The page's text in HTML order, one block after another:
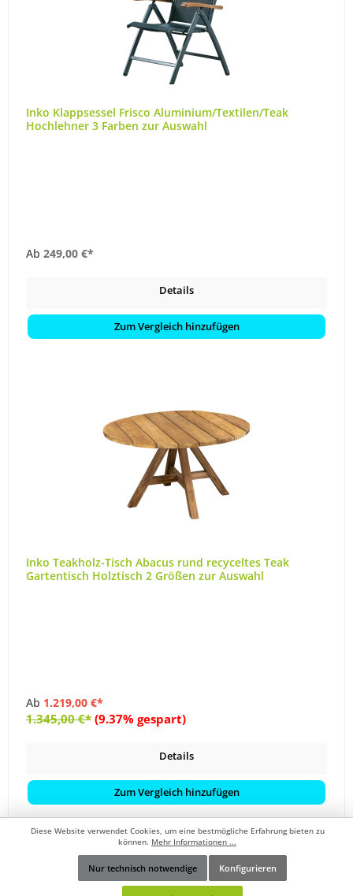
Inko Klappsessel Frisco Aluminium/Textilen/Teak
Hochlehner 3 Farben zur Auswahl
Ab 249,00 €*
Details
Zum Vergleich hinzufügen
Inko Teakholz-Tisch Abacus rund recyceltes Teak
Gartentisch Holztisch 2 Größen zur Auswahl
Ab 1.219,00 €*
1.345,00 €* (9.37% gespart)
Details
Zum Vergleich hinzufügen
Werkzeugleiste anzeigen
Diese Website verwendet Cookies, um eine bestmögliche Erfahrung bieten zu
können. Mehr Informationen ...
Nur technisch notwendige Konfigurieren